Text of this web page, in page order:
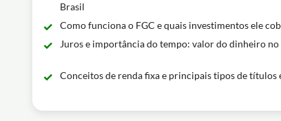
Brasil
Como funciona o FGC e quais investimentos ele
Juros e importância do tempo: valor do dinheiro
Conceitos de renda fixa e principais tipos de títulos